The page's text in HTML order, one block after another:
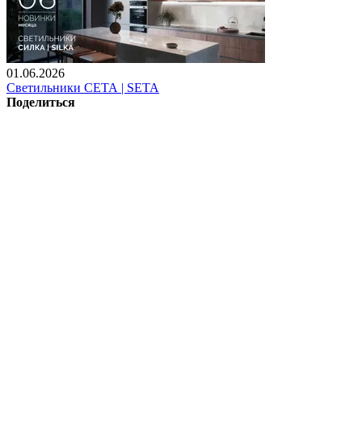
01.06.2026
Светильники СЕТА | SETA
Поделиться